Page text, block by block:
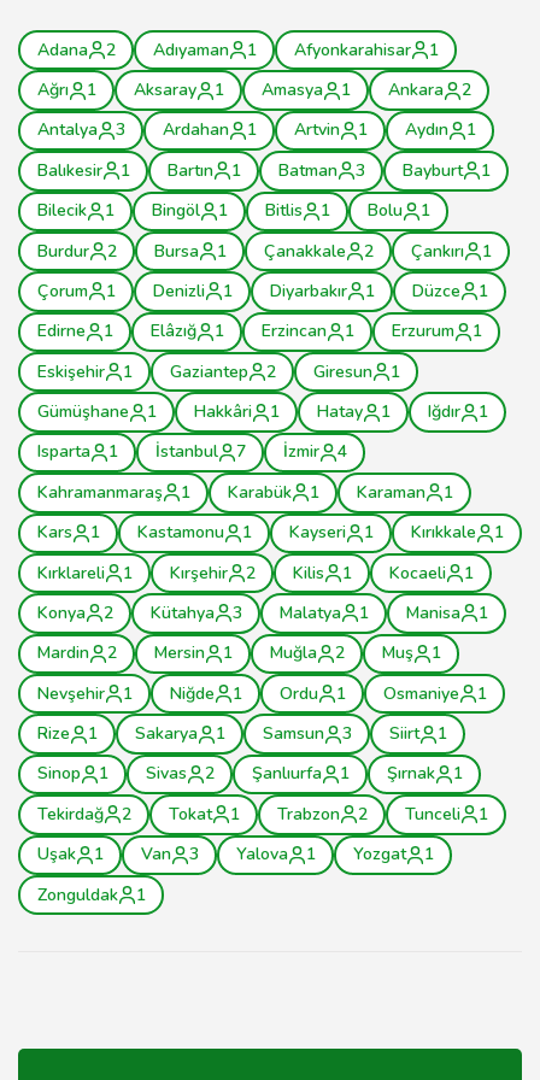
Adana 2 Adıyaman 1 Afyonkarahisar
1
Ağrı
1 Aksaray 1 Amasya 1 Ankara
2
Antalya
3 Ardahan 1 Artvin 1 Aydın
1
Balıkesir
1 Bartın 1 Batman 3 Bayburt
1
Bilecik
1 Bingöl 1 Bitlis 1 Bolu
1
Burdur
2 Bursa 1 Çanakkale 2 Çankırı
1
Çorum
1 Denizli 1 Diyarbakır 1 Düzce
1
Edirne
1 Elâzığ 1 Erzincan 1 Erzurum
1
Eskişehir
1 Gaziantep 2 Giresun
1
Gümüşhane
1 Hakkâri 1 Hatay 1 Iğdır
1
Isparta
1 İstanbul 7 İzmir
4
Kahramanmaraş
1 Karabük 1 Karaman
1
Kars
1 Kastamonu 1 Kayseri 1 Kırıkkale
1
Kırklareli
1 Kırşehir 2 Kilis 1 Kocaeli
1
Konya
2 Kütahya 3 Malatya 1 Manisa
1
Mardin
2 Mersin 1 Muğla 2 Muş
1
Nevşehir
1 Niğde 1 Ordu 1 Osmaniye
1
Rize
1 Sakarya 1 Samsun 3 Siirt
1
Sinop
1 Sivas 2 Şanlıurfa 1 Şırnak
1
Tekirdağ
2 Tokat 1 Trabzon 2 Tunceli
1
Uşak
1 Van 3 Yalova 1 Yozgat
1
Zonguldak
1